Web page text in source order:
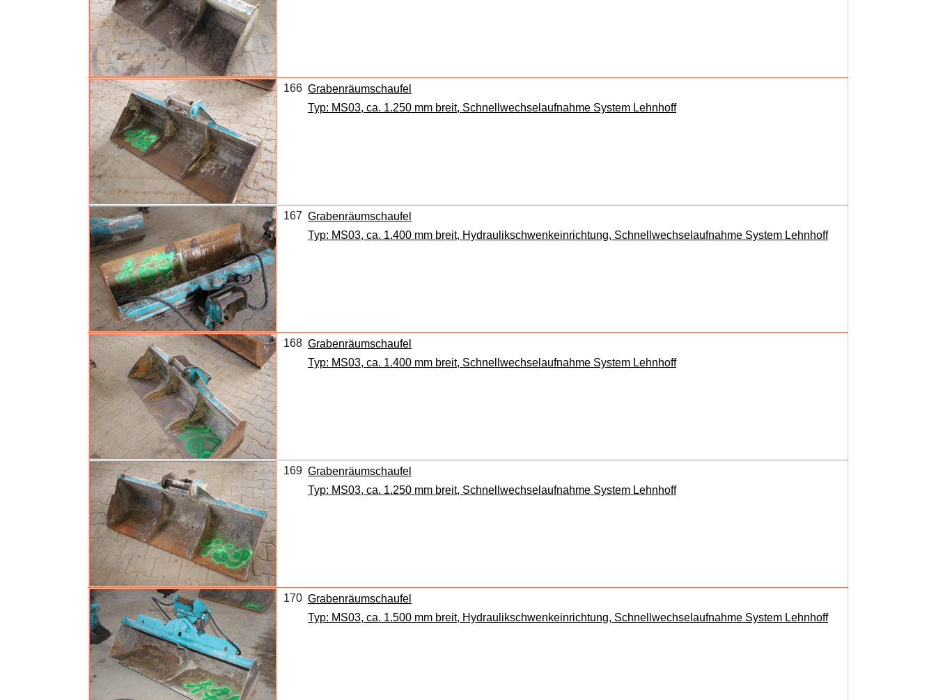
166 Grabenräumschaufel
Typ: MS03, ca. 1.250 mm breit, Schnellwechselaufnahme System Lehnhoff
167 Grabenräumschaufel
Typ: MS03, ca. 1.400 mm breit, Hydraulikschwenkeinrichtung, Schnellwechselaufnahme System Lehnhoff
168 Grabenräumschaufel
Typ: MS03, ca. 1.400 mm breit, Schnellwechselaufnahme System Lehnhoff
169 Grabenräumschaufel
Typ: MS03, ca. 1.250 mm breit, Schnellwechselaufnahme System Lehnhoff
170 Grabenräumschaufel
Typ: MS03, ca. 1.500 mm breit, Hydraulikschwenkeinrichtung, Schnellwechselaufnahme System Lehnhoff